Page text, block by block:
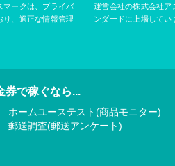
マークは、プライバ
り、適正な情報管理
運営会社の株式会社ア
ンダードに上場してい
券で稼ぐなら...
ホームユーステスト(商品モニター)
郵送調査(郵送アンケート)